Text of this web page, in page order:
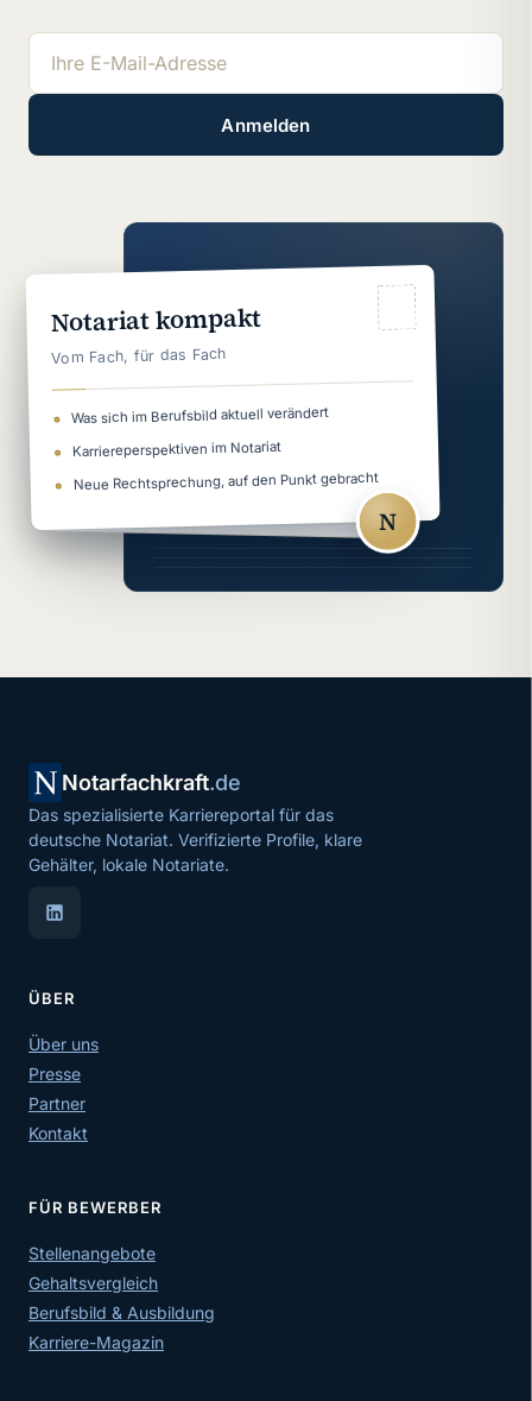
Anmelden
Notariat kompakt
Vom Fach, für das Fach
Was sich im Berufsbild aktuell verändert
Karriereperspektiven im Notariat
Neue Rechtsprechung, auf den Punkt gebracht
N
Notarfachkraft.de
Das spezialisierte Karriereportal für das
deutsche Notariat. Verifizierte Profile, klare
Gehälter, lokale Notariate.
ÜBER
Über uns
Presse
Partner
Kontakt
FÜR BEWERBER
Stellenangebote
Gehaltsvergleich
Berufsbild & Ausbildung
Karriere-Magazin